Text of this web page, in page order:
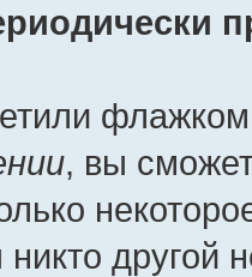
, вы
другой